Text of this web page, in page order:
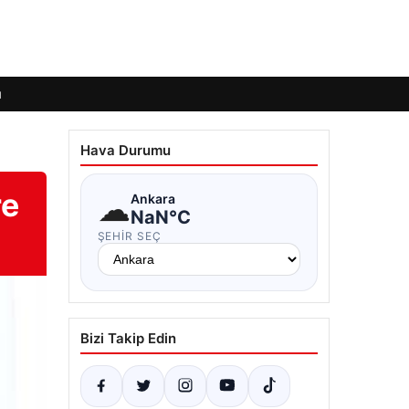
Hava Durumu
☁Ankara
NaN°C
ŞEHIR SEÇ
Bizi Takip Edin